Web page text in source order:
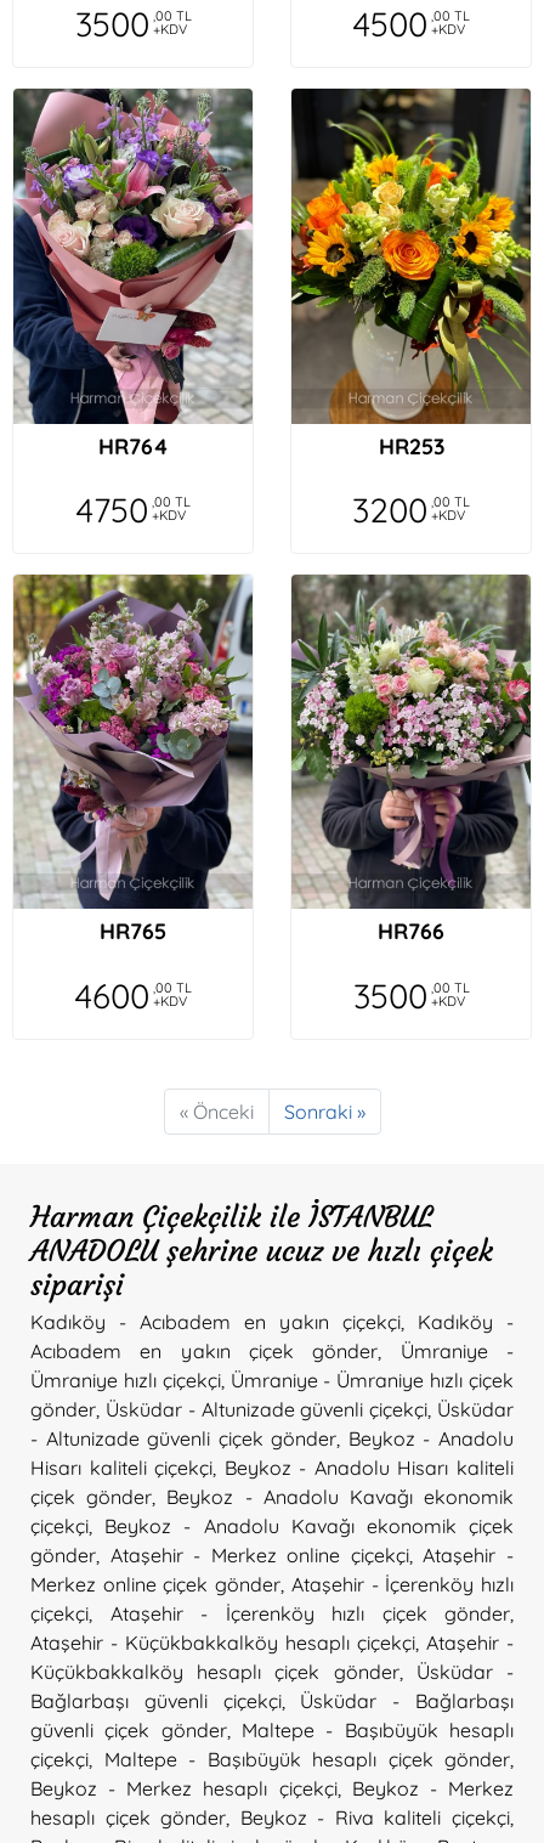
3500 ,00 TL
+KDV 4500 ,00 TL
+KDV
HR764
4750 ,00 TL
+KDV
HR253
3200 ,00 TL
+KDV
HR765
4600 ,00 TL
+KDV
HR766
3500 ,00 TL
+KDV
« Önceki Sonraki »
Harman Çiçekçilik ile İSTANBUL
ANADOLU şehrine ucuz ve hızlı çiçek
siparişi
Kadıköy - Acıbadem en yakın çiçekçi
Kadıköy -
Acıbadem en yakın çiçek gönder
Ümraniye -
Ümraniye hızlı çiçekçi, Ümraniye - Ümraniye hızlı çiçek
gönder Üsküdar - Altunizade güvenli çiçekçi Üsküdar
- Altunizade güvenli çiçek gönder Beykoz - Anadolu
Hisarı kaliteli çiçekçi Beykoz - Anadolu Hisarı kaliteli
çiçek gönder
Beykoz - Anadolu Kavağı ekonomik
çiçekçi
Beykoz - Anadolu Kavağı ekonomik çiçek
gönder Ataşehir - Merkez online çiçekçi,Ataşehir -
Merkez online çiçek gönder Ataşehir - İçerenköy hızlı
çiçekçi
Ataşehir - İçerenköy hızlı çiçek gönder
Ataşehir - Küçükbakkalköy hesaplı çiçekçi Ataşehir -
Küçükbakkalköy hesaplı çiçek gönder, Üsküdar -
Bağlarbaşı güvenli çiçekçi, Üsküdar - Bağlarbaşı
güvenli çiçek gönder, Maltepe - Başıbüyük hesaplı
çiçekçi
Maltepe - Başıbüyük hesaplı çiçek gönder
Beykoz - Merkez hesaplı çiçekçi, Beykoz - Merkez
hesaplı çiçek gönder
Beykoz - Riva kaliteli çiçekçi